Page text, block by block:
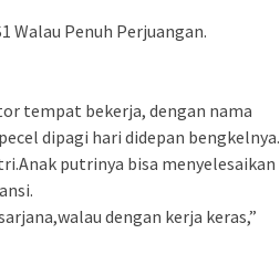
Walau Penuh Perjuangan.
tempat bekerja, dengan nama
dipagi hari didepan bengkelnya.
putrinya bisa menyelesaikan
dengan kerja keras,”